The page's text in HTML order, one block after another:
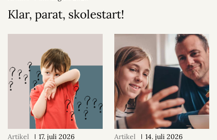
Klar, parat, skolestart!
Artikel 17. juli 2026 Artikel 14. juli 2026